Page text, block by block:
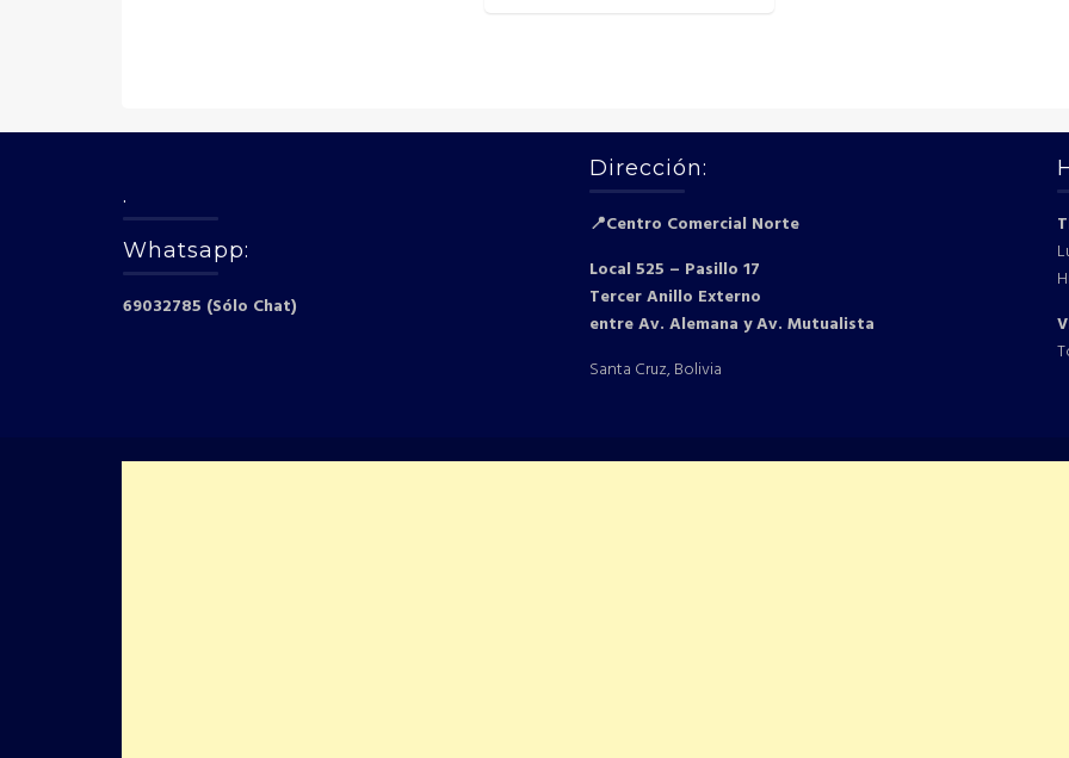
.
Whatsapp:
69032785 (Sólo Chat)
Dirección:
📍Centro Comercial Norte
Local 525 – Pasillo 17
Tercer Anillo Externo
entre Av. Alemana y Av. Mutualista
Santa Cruz, Bolivia